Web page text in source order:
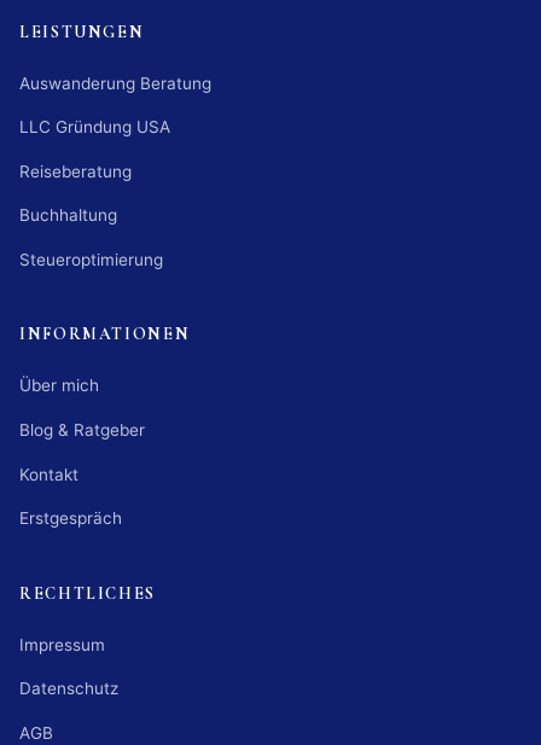
LEISTUNGEN
Auswanderung Beratung
LLC Gründung USA
Reiseberatung
Buchhaltung
Steueroptimierung
INFORMATIONEN
Über mich
Blog & Ratgeber
Kontakt
Erstgespräch
RECHTLICHES
Impressum
Datenschutz
AGB